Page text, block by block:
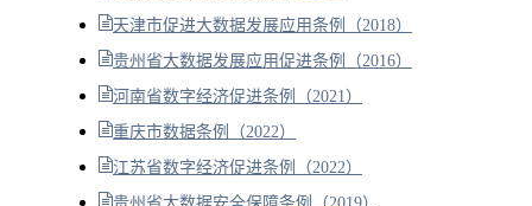
天津市促进大数据发展应用条例（2018）
贵州省大数据发展应用促进条例（2016）
河南省数字经济促进条例（2021）
重庆市数据条例（2022）
江苏省数字经济促进条例（2022）